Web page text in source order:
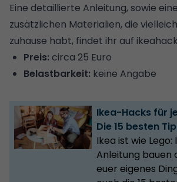
Eine detaillierte Anleitung, sowie
zusätzlichen Materialien, die
zuhause habt, findet ihr auf
Preis: circa 25 Euro
Belastbarkeit: keine Angabe
Ikea-Hacks für
Die 15 besten
Ikea ist wie
Anleitung bauen
euer eigenes